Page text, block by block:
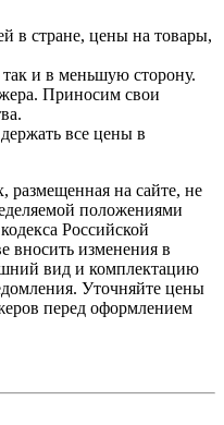
в стране, цены на товары,
и в меньшую сторону.
Приносим свои
все цены в
на сайте, не
положениями
Российской
вносить изменения в
вид и комплектацию
Уточняйте цены
перед оформлением